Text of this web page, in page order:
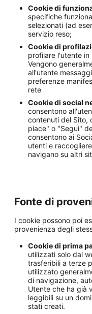
Cookie di
specifiche
selezionati (ad
servizio reso;
Cookie di
profilare l'utente in
Vengono
all'utente
preferenze
rete
Cookie di social
consentono
contenuti del Sito,
piace" o "Segui"
consentono ai
utenti e
navigano su altri
Fonte di
I cookie possono poi
provenienza degli
Cookie di prima
utilizzati solo dal
trasferibili a terze
utilizzato
di navigazione,
Utente che ha già
leggibili su un
stati creati.